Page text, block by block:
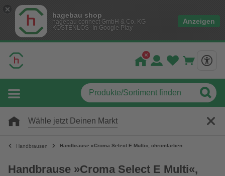
hagebau shop
hagebau connect GmbH & Co. KG
KOSTENLOS- In Google Play
Anzeigen
Wähle jetzt Deinen Markt
Handbrausen Handbrause »Croma Select E Multi«, chromfarben
Handbrause »Croma Select E Multi«,